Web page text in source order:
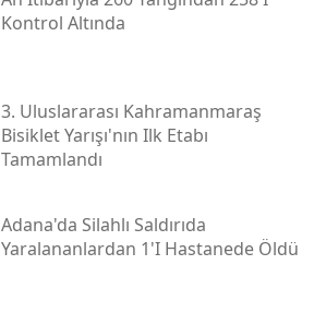
Kontrol Altında
3. Uluslararası Kahramanmaraş
Bisiklet Yarışı'nın Ilk Etabı
Tamamlandı
Adana'da Silahlı Saldırıda
Yaralananlardan 1'i Hastanede Öldü